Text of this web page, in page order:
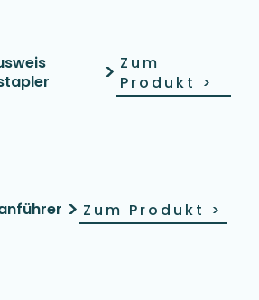
> Zum
Produkt >
> Zum Produkt >